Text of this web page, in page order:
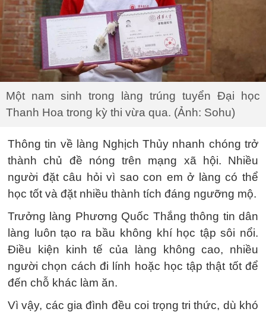
Một nam sinh trong làng trúng tuyển Đại học
Thanh Hoa trong kỳ thi vừa qua. (Ảnh: Sohu)
Thông tin về làng Nghịch Thủy nhanh chóng trở
thành chủ đề nóng trên mạng xã hội. Nhiều
người đặt câu hỏi vì sao con em ở làng có thể
học tốt và đặt nhiều thành tích đáng ngưỡng mộ.
Trưởng làng Phương Quốc Thắng thông tin dân
làng luôn tạo ra bầu không khí học tập sôi nổi.
Điều kiện kinh tế của làng không cao, nhiều
người chọn cách đi lính hoặc học tập thật tốt để
đến chỗ khác làm ăn.
Vì vậy, các gia đình đều coi trọng tri thức, dù khó